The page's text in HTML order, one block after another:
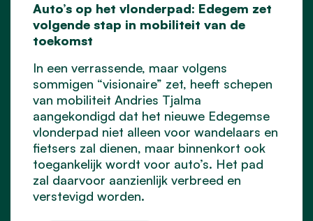
Auto’s op het vlonderpad: Edegem zet
volgende stap in mobiliteit van de
toekomst
In een verrassende, maar volgens
sommigen “visionaire” zet, heeft schepen
van mobiliteit Andries Tjalma
aangekondigd dat het nieuwe Edegemse
vlonderpad niet alleen voor wandelaars en
fietsers zal dienen, maar binnenkort ook
toegankelijk wordt voor auto’s. Het pad
zal daarvoor aanzienlijk verbreed en
verstevigd worden.